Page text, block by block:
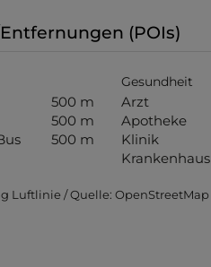
(POIs)
500 m
500 m
500 m
Gesundheit
Arzt
Apotheke
Klinik
Krankenhaus
Luftlinie / Quelle: OpenStreetMap